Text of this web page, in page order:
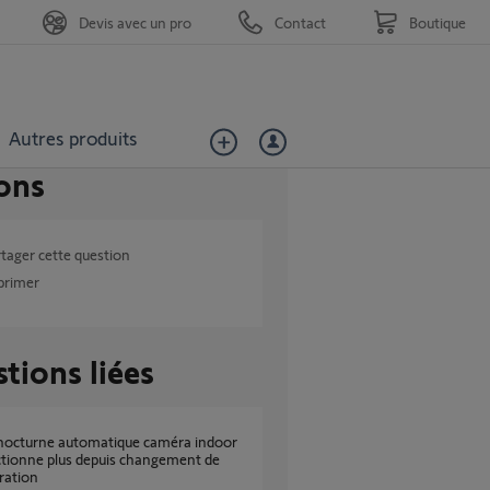
Autres produits
Devis avec un pro Contact Boutique
cette question
liées
plus depuis changement de